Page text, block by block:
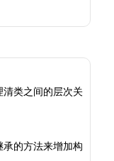
类之间的层次关
的方法来增加构